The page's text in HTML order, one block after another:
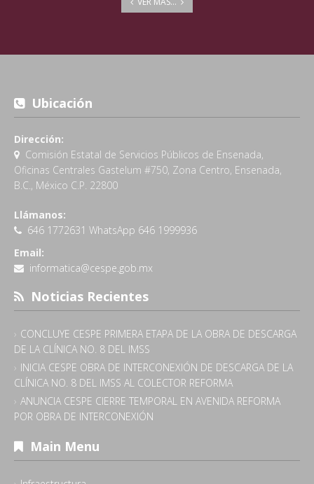
Ubicación
Dirección:
Comisión Estatal de Servicios Públicos de Ensenada,
Oficinas Centrales Gastelum #750, Zona Centro, Ensenada,
B.C., México C.P. 22800
Llámanos:
646 1772631 WhatsApp 646 1999936
Email:
informatica@cespe.gob.mx
Noticias Recientes
CONCLUYE CESPE PRIMERA ETAPA DE LA OBRA DE DESCARGA
DE LA CLÍNICA NO. 8 DEL IMSS
INICIA CESPE OBRA DE INTERCONEXIÓN DE DESCARGA DE LA
CLÍNICA NO. 8 DEL IMSS AL COLECTOR REFORMA
ANUNCIA CESPE CIERRE TEMPORAL EN AVENIDA REFORMA
POR OBRA DE INTERCONEXIÓN
Main Menu